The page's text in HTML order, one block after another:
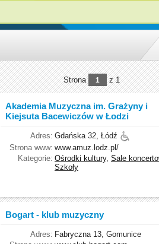
Strona 1 z 1
Akademia Muzyczna im. Grażyny i
Kiejsuta Bacewiczów w Łodzi
Adres: Gdańska 32, Łódź
Strona www: www.amuz.lodz.pl/
Kategorie: Ośrodki kultury, Sale
Szkoły
Bogart - klub muzyczny
Adres: Fabryczna 13, Gomunice